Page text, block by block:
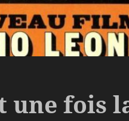
une fois